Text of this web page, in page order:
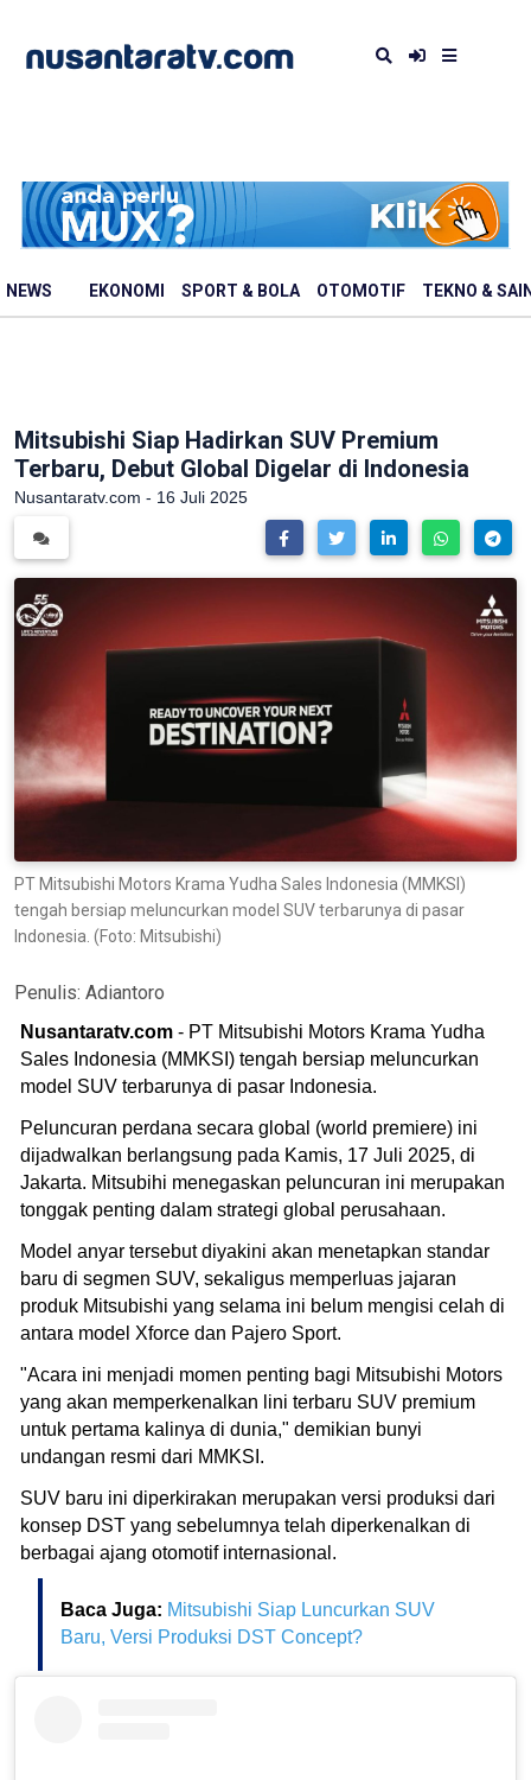
NEWS EKONOMI SPORT & BOLA OTOMOTIF TEKNO &
Mitsubishi Siap Hadirkan SUV Premium
Terbaru, Debut Global Digelar di Indonesia
Nusantaratv.com - 16 Juli 2025
PT Mitsubishi Motors Krama Yudha Sales Indonesia (MMKSI)
tengah bersiap meluncurkan model SUV terbarunya di pasar
Indonesia. (Foto: Mitsubishi)
Penulis: Adiantoro
Nusantaratv.com - PT Mitsubishi Motors Krama Yudha
Sales Indonesia (MMKSI) tengah bersiap meluncurkan
model SUV terbarunya di pasar Indonesia.
Peluncuran perdana secara global (world premiere) ini
dijadwalkan berlangsung pada Kamis, 17 Juli 2025, di
Jakarta. Mitsubihi menegaskan peluncuran ini merupakan
tonggak penting dalam strategi global perusahaan.
Model anyar tersebut diyakini akan menetapkan standar
baru di segmen SUV, sekaligus memperluas jajaran
produk Mitsubishi yang selama ini belum mengisi celah di
antara model Xforce dan Pajero Sport.
"Acara ini menjadi momen penting bagi Mitsubishi Motors
yang akan memperkenalkan lini terbaru SUV premium
untuk pertama kalinya di dunia," demikian bunyi
undangan resmi dari MMKSI.
SUV baru ini diperkirakan merupakan versi produksi dari
konsep DST yang sebelumnya telah diperkenalkan di
berbagai ajang otomotif internasional.
Baca Juga: Mitsubishi Siap Luncurkan SUV
Baru, Versi Produksi DST Concept?